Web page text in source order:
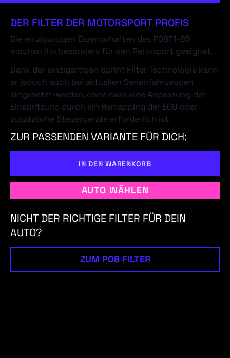
DER FILTER DER MOTORSPORT PROFIS
Die einzigartigen Eigenschaften des P08F1-85
machen ihn besonders für den Rennsport geeignet.
Dank der einzigartigen Sprint Filter Technologie kann
er jedoch auch bei aktuellen Serienfahrzeugen
eingesetzt werden, ohne dass eine Anpassung der
Einspritzung durch ein Remapping der ECU oder
zusätzliche Steuergeräte erforderlich ist.
ZUR PASSENDEN VARIANTE FÜR DICH:
IN DEN WARENKORB
AUTO WÄHLEN
NICHT DER RICHTIGE FILTER FÜR DEIN
AUTO?
ZUM P08 FILTER